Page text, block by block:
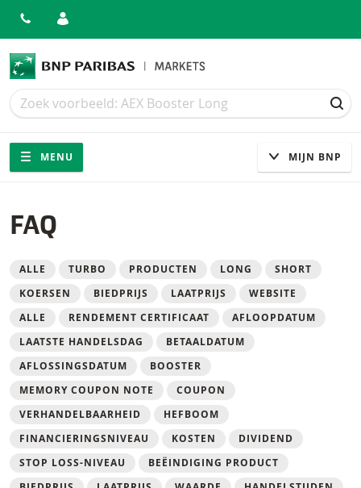
Zoek
Zoek
Navigatie
Site navigatie
MENU MIJN BNP
FAQ
Filter
ALLE TURBO PRODUCTEN LONG
SHORT
KOERSEN
BIEDPRIJS LAATPRIJS
WEBSITE
ALLE
RENDEMENT CERTIFICAAT
AFLOOPDATUM
LAATSTE HANDELSDAG
BETAALDATUM
AFLOSSINGSDATUM
BOOSTER
MEMORY COUPON NOTE
COUPON
VERHANDELBAARHEID
HEFBOOM
FINANCIERINGSNIVEAU
KOSTEN
DIVIDEND
STOP LOSS-NIVEAU
BEËINDIGING PRODUCT